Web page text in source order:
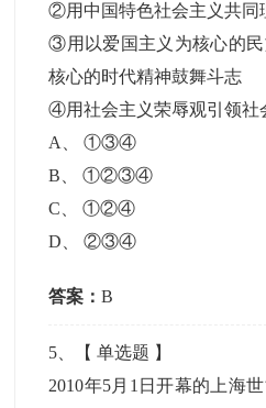
②用中国特色社会主义共同
③用以爱国主义为核心的
核心的时代精神鼓舞斗志
④用社会主义荣辱观引领社
A
、①③④
B 、①②③④
C 、①②④
D 、②③④
答案：B
5 、【单选题 】
2010年5月1日开幕的上海